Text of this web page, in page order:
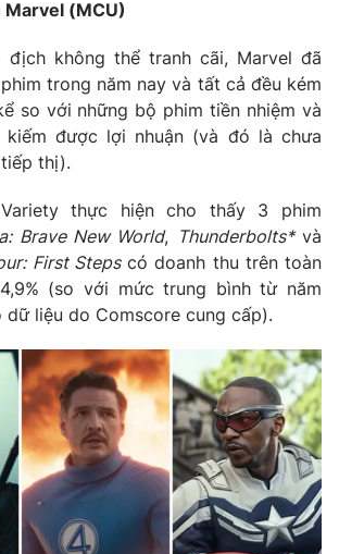
Infographic
VTV Thể thao
Bất động sản
Tấm lòng Việt
Vươn mình bằng AI
VTV8
English
(MCU)
địch không thể tranh cãi, Marvel đã
trong năm nay và tất cả đều kém
so với những bộ phim tiền nhiệm và
kiếm được lợi nhuận (và đó là chưa
thị).
thực hiện cho thấy 3 phim
Brave New World, Thunderbolts*và
First Stepscó doanh thu trên toàn
(so với mức trung bình từ năm
dữ liệu do Comscore cung cấp).